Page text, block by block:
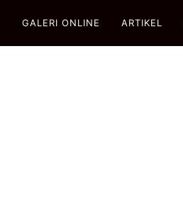
GALERI ONLINE ARTIKEL